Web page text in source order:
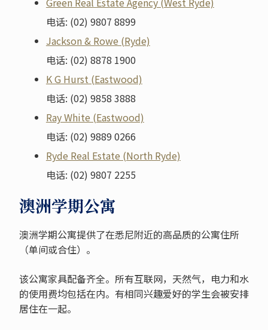
电话: (02) 9807 8899
Jackson & Rowe (Ryde)
电话: (02) 8878 1900
K G Hurst (Eastwood)
电话: (02) 9858 3888
Ray White (Eastwood)
电话: (02) 9889 0266
Ryde Real Estate (North Ryde)
电话: (02) 9807 2255
澳洲学期公寓
澳洲学期公寓提供了在悉尼附近的高品质的公寓住所
（单间或合住）。
该公寓家具配备齐全。所有互联网，天然气，电力和水
的使用费均包括在内。有相同兴趣爱好的学生会被安排
居住在一起。